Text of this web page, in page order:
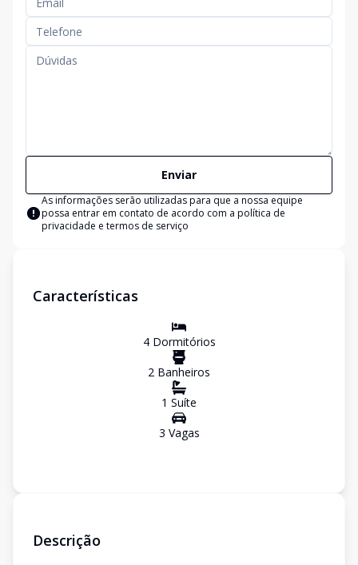
Enviar
As informações serão utilizadas para que a nossa equipe
possa entrar em contato de acordo com a política de
privacidade e termos de serviço
Características
4Dormitórios
2 Banheiros
1 Suíte
3 Vagas
Descrição